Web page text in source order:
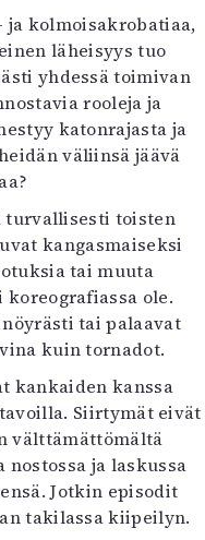
kolmoisakrobatiaa,
läheisyys tuo
yhdessä toimivan
rooleja ja
katonrajasta ja
väliinsä jäävä
turvallisesti toisten
kangasmaiseksi
tai muuta
ole.
tai palaavat
kuin tornadot.
kankaiden kanssa
Siirtymät eivät
välttämättömältä
nostossa ja laskussa
Jotkin episodit
takilassa kiipeilyn.